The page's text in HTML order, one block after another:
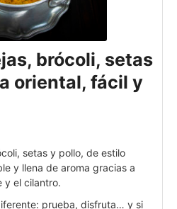
brócoli, setas
oriental, fácil y
setas y pollo, de estilo
y llena de aroma gracias a
y el cilantro.
prueba, disfruta… y si